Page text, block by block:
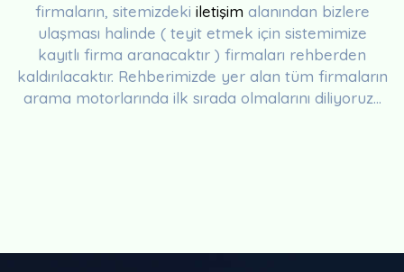
firmaların, sitemizdeki iletişim alanından bizlere
ulaşması halinde ( teyit etmek için sistemimize
kayıtlı firma aranacaktır ) firmaları rehberden
kaldırılacaktır. Rehberimizde yer alan tüm firmaların
arama motorlarında ilk sırada olmalarını diliyoruz...